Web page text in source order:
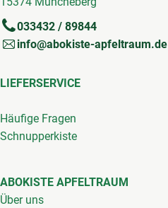
033432 / 89844
info@abokiste-apfeltraum.de
LIEFERSERVICE
Häufige Fragen
Schnupperkiste
ABOKISTE APFELTRAUM
Über uns